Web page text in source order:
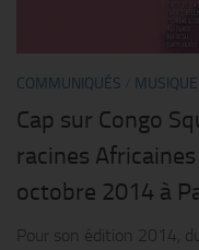
COMMUNIQUÉS MUSIQUE
Cap sur Congo
racines
octobre 2014 à
Pour son édition 2014,